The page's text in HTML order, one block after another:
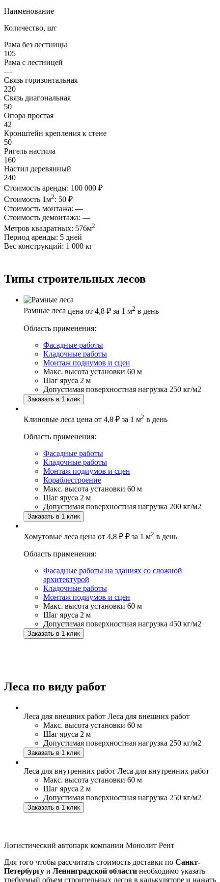
Наименование
Количество, шт
Рама без лестницы
105
Рама с лестницей
—
Связь горизонтальная
220
Связь диагональная
50
Опора простая
42
Кронштейн крепления к стене
50
Ригель настила
160
Настил деревянный
240
Стоимость аренды: 100 000 ₽
Стоимость 1м2: 50 ₽
Стоимость монтажа: —
Стоимость демонтажа: —
Метров квадратных: 576м2
Период аренды: 5 дней
Вес конструкций: 1 000 кг
Типы строительных лесов
Рамные леса цена от 4,8 ₽ за 1 м2 в день
Область применения:
Фасадные работы
Кладочные работы
Монтаж подиумов и сцен
Макс. высота установки 60 м
Шаг яруса 2 м
Допустимая поверхностная нагрузка 250 кг/м2
Заказать в 1 клик
Клиновые леса цена от 4,8 ₽ за 1 м2 в день
Область применения:
Фасадные работы
Кладочные работы
Монтаж подиумов и сцен
Кораблестроение
Макс. высота установки 60 м
Шаг яруса 2 м
Допустимая поверхностная нагрузка 200 кг/м2
Заказать в 1 клик
Хомутовые леса цена от 4,8 ₽ ₽ за 1 м2 в день
Область применения:
Фасадные работы на зданиях со сложной
архитектурой
Кладочные работы
Монтаж подиумов и сцен
Макс. высота установки 60 м
Шаг яруса 2 м
Допустимая поверхностная нагрузка 450 кг/м2
Заказать в 1 клик
Леса по виду работ
Леса для внешних работ Леса для внешних работ
Макс. высота установки 60 м
Шаг яруса 2 м
Допустимая поверхностная нагрузка 250 кг/м2
Заказать в 1 клик
Леса для внутренних работ Леса для внутренних работ
Макс. высота установки 60 м
Шаг яруса 2 м
Допустимая поверхностная нагрузка 250 кг/м2
Заказать в 1 клик
Логистический автопарк компании Монолит Рент
Для того чтобы рассчитать стоимость доставки по Санкт-
Петербургу и Ленинградской области необходимо указать
требуемый объем строительных лесов в калькуляторе и нажать